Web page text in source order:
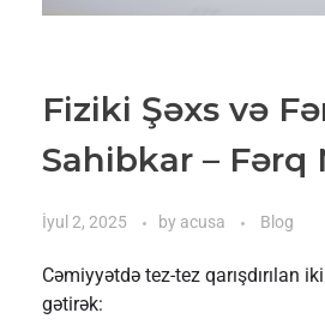
Fiziki Şəxs və
Sahibkar – Fərq
İyul 2, 2025 by acusa Blog
Cəmiyyətdə tez-tez qarışdırılan
gətirək: